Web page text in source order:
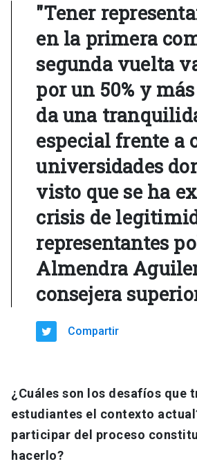
"Tener
en la primera
segunda vuelta
por un 50% y
da una
especial frente a
universidades
visto que se ha
crisis de
representantes
Almendra
consejera
Compartir
¿Cuáles son los desafíos que
estudiantes el contexto
participar del proceso
hacerlo?